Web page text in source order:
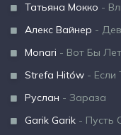
Татьяна Мокко -
Алекс Вайнер -
Monari - Вот Бы
Strefa Hitów - Если
Руслан - Зараза
Garik Garik - Пусть